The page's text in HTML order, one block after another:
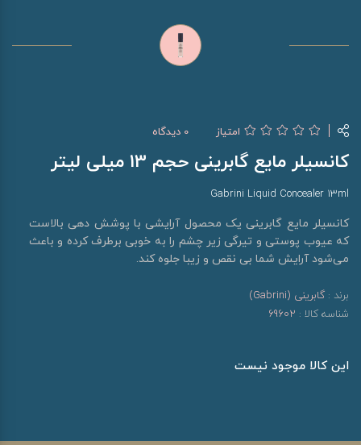
امتیاز 0 دیدگاه
کانسیلر مایع گابرینی حجم 13 میلی لیتر
Gabrini Liquid Concealer 13ml
کانسیلر مایع گابرینی یک محصول آرایشی با پوشش دهی بالاست
که عیوب پوستی و تیرگی زیر چشم را به خوبی برطرف کرده و باعث
می‌شود آرایش شما بی نقص و زیبا جلوه کند.
برند : گابرینی (Gabrini)
شناسه کالا : 69602
این کالا موجود نیست